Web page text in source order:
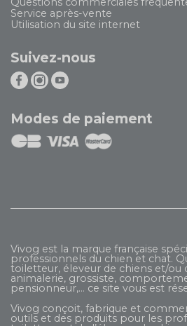
Service après-vente
Utilisation du site internet
Suivez-nous
Modes de paiement
Vivog est la marque française
professionnels du chien et chat.
toiletteur, éleveur de chiens et/ou
animalerie, grossiste,
pensionneur,... ce site vous est
Vivog conçoit, fabrique et
outils et des produits pour les